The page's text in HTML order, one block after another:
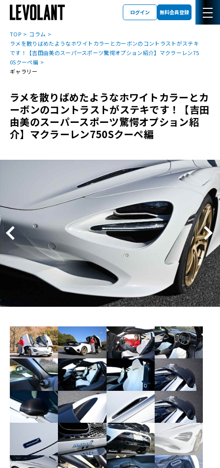
ログイン 無料会員登録
TOP
コラム
ラメを散りばめたようなホワイトカラーとカーボンのコントラストがステキ
です！【吉田由美のスーパースポーツ驚愕オプション紹介】マクラーレン75
0Sクーペ編
ギャラリー
ラメを散りばめたようなホワイトカラーとカ
ーボンのコントラストがステキです！【吉田
由美のスーパースポーツ驚愕オプション紹
介】マクラーレン750Sクーペ編